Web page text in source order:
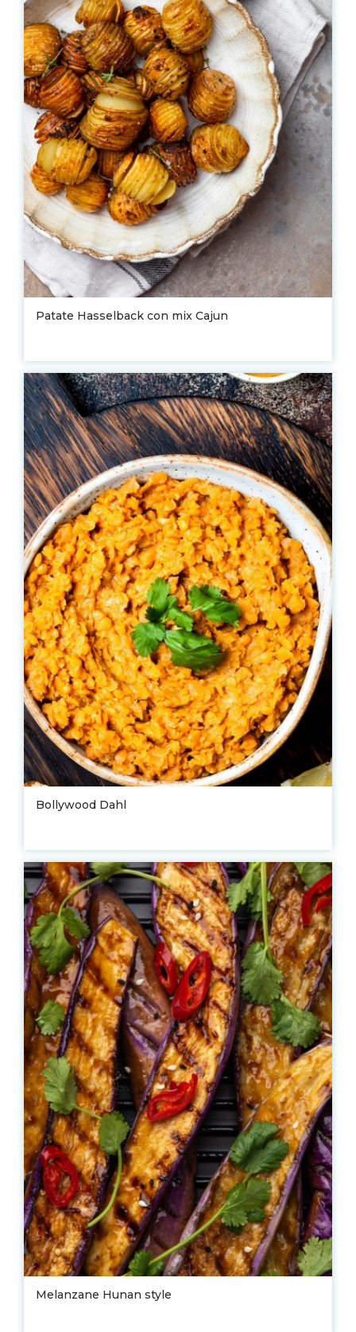
Patate Hasselback con mix Cajun
Bollywood Dahl
Melanzane Hunan style